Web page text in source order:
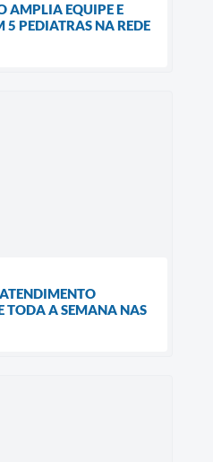
AMPLIA EQUIPE E
5 PEDIATRAS NA REDE
TODA A SEMANA NAS